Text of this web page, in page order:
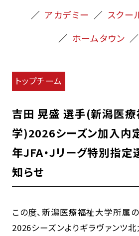
アカデミー
スクー
ホームタウン
トップチーム
吉田 晃盛 選手(新潟医療
学)2026シーズン加入内
年JFA・Jリーグ特別指
知らせ
この度、新潟医療福祉大学所属
2026シーズンよりギラヴァンツ